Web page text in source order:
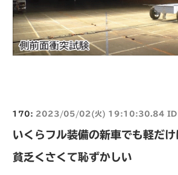
170: 2023/05/02(火) 19:10:30.84
いくらフル装備の新車でも軽だけ
貧乏くさくて恥ずかしい